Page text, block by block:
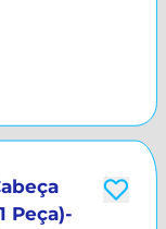
Peça)-